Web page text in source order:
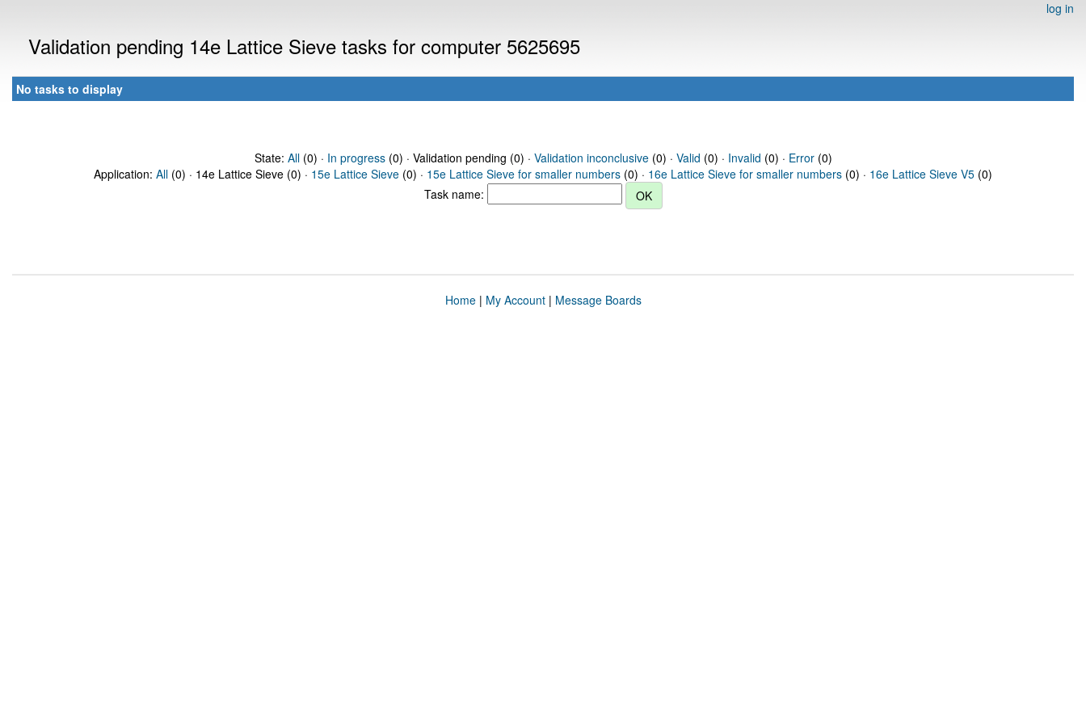
log in
Validation pending 14e Lattice Sieve tasks for computer 5625695
No tasks to display
State: All(0) · In progress(0) · Validation pending (0) · Validation inconclusive(0) · Valid (0) · Invalid (0) · Error(0)
Application: All (0) · 14e Lattice Sieve (0) · 15e Lattice Sieve (0) · 15e Lattice Sieve for smaller numbers (0) · 16e Lattice Sieve for smaller numbers (0) · 16e Lattice Sieve V5 (0)
Task name:
Home| My Account| Message Boards